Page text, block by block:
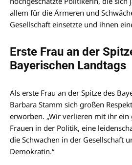
allem für die Ärmeren und
Gesellschaft einsetzte und ihnen
Erste Frau an der
Bayerischen Landtags
Als erste Frau an der Spitze des
Barbara Stamm sich großen
erworben. „Wir verlieren mit ihr
Frauen in der Politik, eine
die Schwachen in der Gesellschaft
Demokratin.“